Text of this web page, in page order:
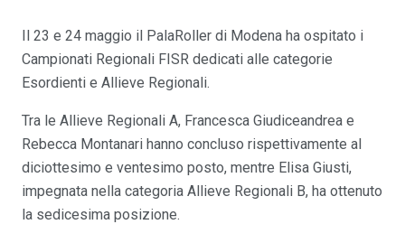
Il 23 e 24 maggio il PalaRoller di Modena ha ospitato i
Campionati Regionali FISR dedicati alle categorie
Esordienti e Allieve Regionali.
Tra le Allieve Regionali A, Francesca Giudiceandrea e
Rebecca Montanari hanno concluso rispettivamente al
diciottesimo e ventesimo posto, mentre Elisa Giusti,
impegnata nella categoria Allieve Regionali B, ha ottenuto
la sedicesima posizione.